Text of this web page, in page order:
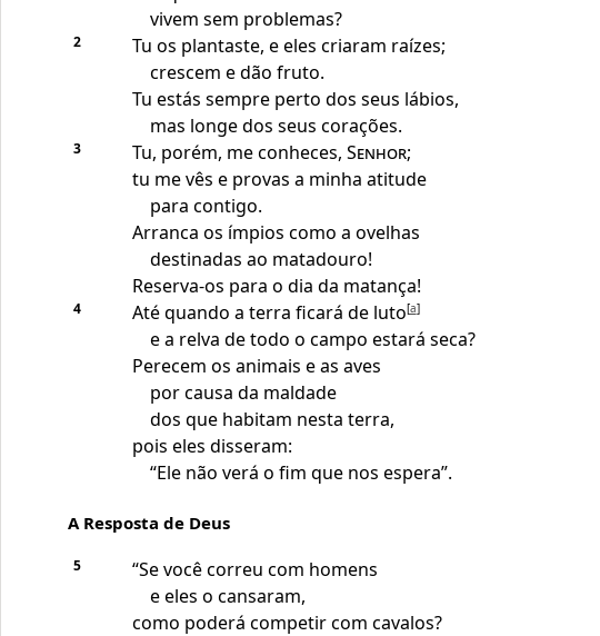
vivem sem problemas?
2
Tu os plantaste, e eles criaram raízes;
crescem e dão fruto.
Tu estás sempre perto dos seus lábios,
mas longe dos seus corações.
3 Tu, porém, me conheces, Senhor;
tu me vês e provas a minha atitude
para contigo.
Arranca os ímpios como a ovelhas
destinadas ao matadouro!
Reserva-os para o dia da matança!
4 Até quando a terra ficará de luto[a]
e a relva de todo o campo estará seca?
Perecem os animais e as aves
por causa da maldade
dos que habitam nesta terra,
pois eles disseram:
“Ele não verá o fim que nos espera”.
A Resposta de Deus
5
“Se você correu com homens
e eles o cansaram,
como poderá competir com cavalos?